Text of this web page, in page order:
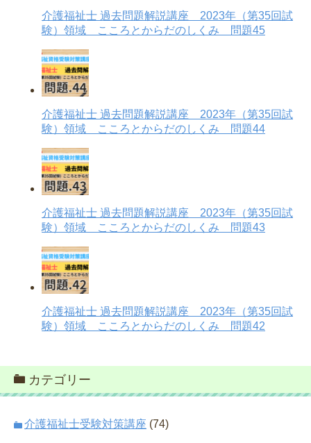
介護福祉士 過去問題解説講座 2023年（第35回試
験）領域 こころとからだのしくみ 問題45
介護福祉士 過去問題解説講座 2023年（第35回試
験）領域 こころとからだのしくみ 問題44
介護福祉士 過去問題解説講座 2023年（第35回試
験）領域 こころとからだのしくみ 問題43
介護福祉士 過去問題解説講座 2023年（第35回試
験）領域 こころとからだのしくみ 問題42
カテゴリー
介護福祉士受験対策講座 (74)